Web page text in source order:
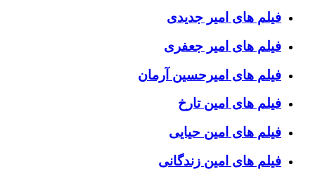
فیلم های امیر جدیدی
فیلم های امیر جعفری
فیلم های امیرحسین آرمان
فیلم های امین تارخ
فیلم های امین حیایی
فیلم های امین زندگانی